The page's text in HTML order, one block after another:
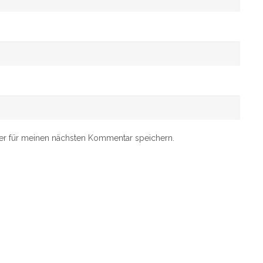
für meinen nächsten Kommentar speichern.